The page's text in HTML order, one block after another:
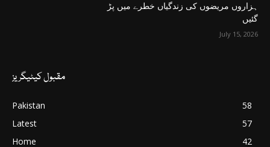
ہزاروں مریضوں کی زندگیاں خطرے میں پڑ
گئیں
July 15, 2026
مقبول کیٹیگریز
Pakistan
58
Latest
57
Home
42